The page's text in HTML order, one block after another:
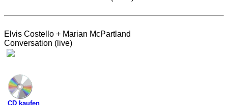
Elvis Costello + Marian McPartland
Conversation (live)
CD kaufen